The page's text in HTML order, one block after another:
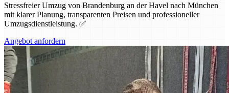
Stressfreier Umzug von Brandenburg an der Havel nach München
mit klarer Planung, transparenten Preisen und professioneller
Umzugsdienstleistung. ✅
Angebot anfordern